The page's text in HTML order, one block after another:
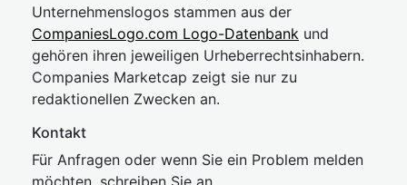
Unternehmenslogos stammen aus der
CompaniesLogo.com Logo-Datenbank und
gehören ihren jeweiligen Urheberrechtsinhabern.
Companies Marketcap zeigt sie nur zu
redaktionellen Zwecken an.
Kontakt
Für Anfragen oder wenn Sie ein Problem melden
möchten, schreiben Sie an